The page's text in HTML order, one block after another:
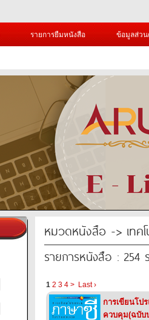
รายการยืมหนังสือ ข้อมูลส่ว
หมวดหนังสือ -> เทค
รายการหนังสือ : 254
1 2 3 4 > Last ›
การเขียนโป
ควบคุม(ฉบับ